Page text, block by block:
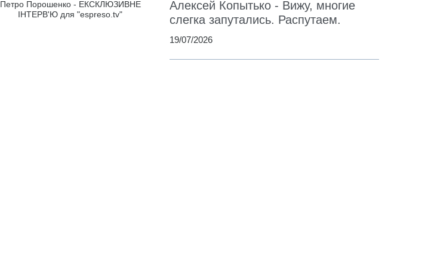
Петро Порошенко - ЕКСКЛЮЗИВНЕ
ІНТЕРВ'Ю для "espreso.tv"
Алексей Копытько - Вижу, многие
слегка запутались. Распутаем.
19/07/2026